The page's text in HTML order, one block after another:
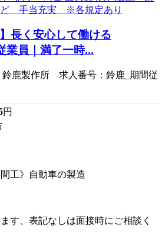
長く安心して働ける
業員｜満了一時...
鈴鹿製作所 求人番号：鈴鹿_期間従
円
間工》自動車の製造
す、表記なしは面接時にご相談く